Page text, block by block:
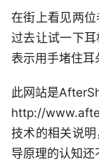
在街上看见两
过去让试一下
表示用手堵住耳
此网站是
http://
技术的相关说
导原理的认知还